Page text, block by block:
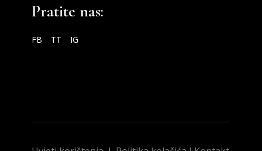
Pratite nas:
FB TT IG